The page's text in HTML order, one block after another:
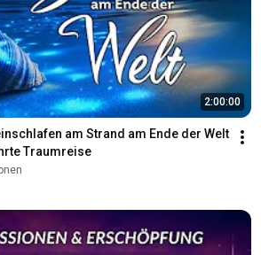
2:00:00
am Strand am Ende der Welt
Traumreise